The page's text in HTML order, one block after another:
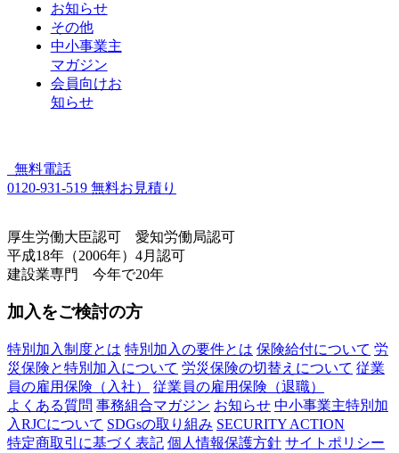
お知らせ
その他
中小事業主
マガジン
会員向けお
知らせ
無料電話
0120-931-519 無料お見積り
厚生労働大臣認可 愛知労働局認可
平成18年（2006年）4月認可
建設業専門 今年で20年
加入をご検討の方
特別加入制度とは 特別加入の要件とは 保険給付について 労
災保険と特別加入について 労災保険の切替えについて 従業
員の雇用保険（入社）
従業員の雇用保険（退職）
よくある質問 事務組合マガジン お知らせ 中小事業主特別加
入RJCについて SDGsの取り組み SECURITY ACTION
特定商取引に基づく表記 個人情報保護方針 サイトポリシー